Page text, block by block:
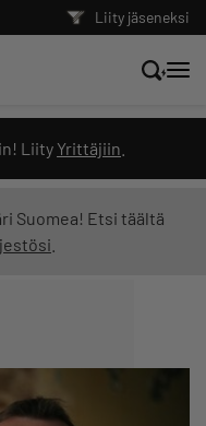
Liity jäseneksi
Liity Yrittäjiin
Suomea! Etsi täältä
sisältö